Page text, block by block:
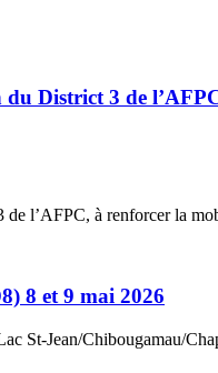
District 3 de
l’AFPC, à renforcer la
8 et 9 mai 2026
St-Jean/Chibougamau/